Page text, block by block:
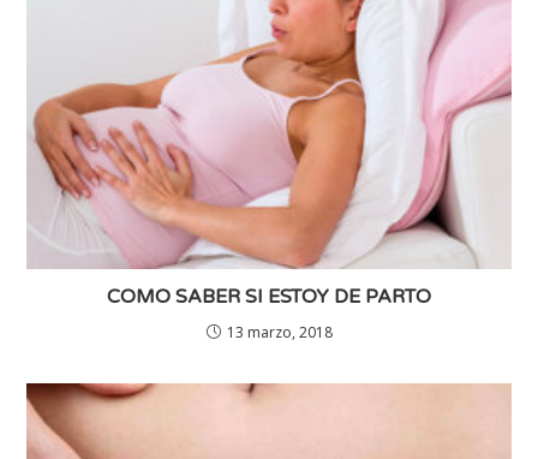
COMO SABER SI ESTOY DE PARTO
13 marzo, 2018